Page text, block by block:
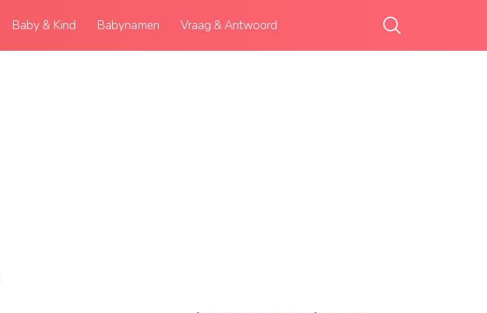
Baby & Kind Babynamen Vraag & Antwoord